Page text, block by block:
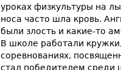
уроках физкультуры на
носа часто шла кровь.
были злость и какие-то
В школе работали
соревнованиях,
стал победителем среди